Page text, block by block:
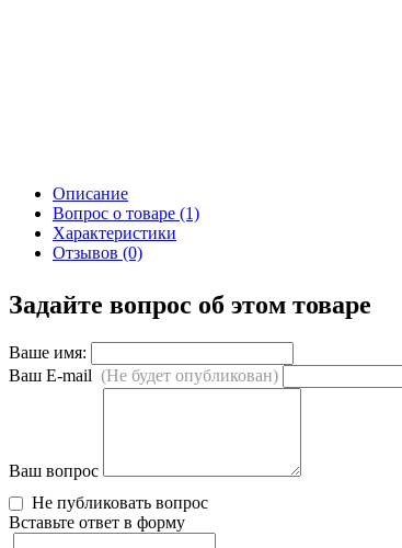
Описание
Вопрос о товаре (1)
Характеристики
Отзывов (0)
Задайте вопрос об этом товаре
Ваше имя:
Ваш E-mail (Не будет опубликован)
Ваш вопрос
Не публиковать вопрос
Вставьте ответ в форму